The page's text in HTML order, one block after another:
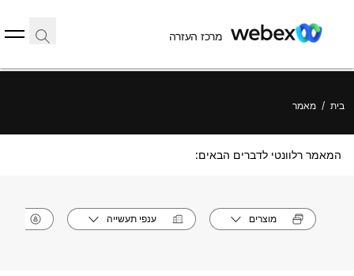
מרכז העזרה
בית / מאמר
המאמר רלוונטי לדברים הבאים:
מוצרים ענפי תעשייה